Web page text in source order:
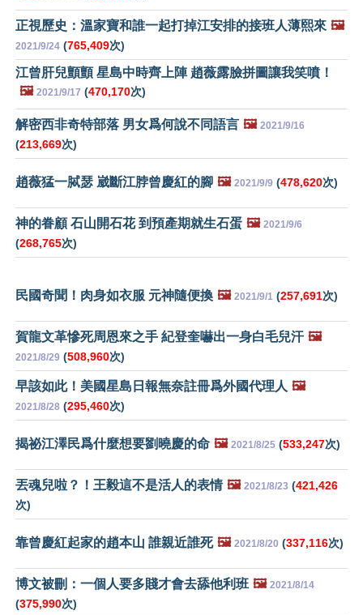
正視歷史：溫家寶和誰一起打掉江安排的接班人薄熙來 🖼️
2021/9/24 (765,409次)
江曾肝兒顫顫 星島中時齊上陣 趙薇露臉拼圖讓我笑噴！
🖼️ 2021/9/17 (470,170次)
解密西非奇特部落 男女爲何說不同語言 🖼️ 2021/9/16
(213,669次)
趙薇猛一脦瑟 崴斷江脖曾慶紅的腳 🖼️ 2021/9/9 (478,620次)
神的眷顧 石山開石花 到預產期就生石蛋 🖼️ 2021/9/6
(268,765次)
民國奇聞！肉身如衣服 元神隨便換 🖼️ 2021/9/1 (257,691次)
賀龍文革慘死周恩來之手 紀登奎嚇出一身白毛兒汗 🖼️
2021/8/29 (508,960次)
早該如此！美國星島日報無奈註冊爲外國代理人 🖼️
2021/8/28 (295,460次)
揭祕江澤民爲什麼想要劉曉慶的命 🖼️ 2021/8/25 (533,247次)
丟魂兒啦？！王毅這不是活人的表情 🖼️ 2021/8/23 (421,426
次)
靠曾慶紅起家的趙本山 誰親近誰死 🖼️ 2021/8/20 (337,116次)
博文被刪：一個人要多賤才會去舔他利班 🖼️ 2021/8/14
(375,990次)